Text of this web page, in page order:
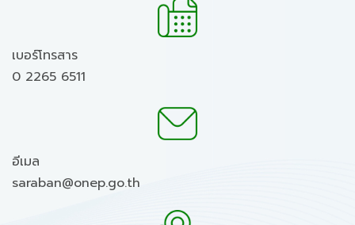
เบอร์โทรสาร
0 2265 6511
อีเมล
saraban@onep.go.th